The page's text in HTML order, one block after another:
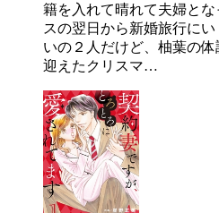
籍を入れて晴れて夫婦と
スの翌日から新婚旅行に
いの２人だけど、柚葉の
迎えたクリスマ…